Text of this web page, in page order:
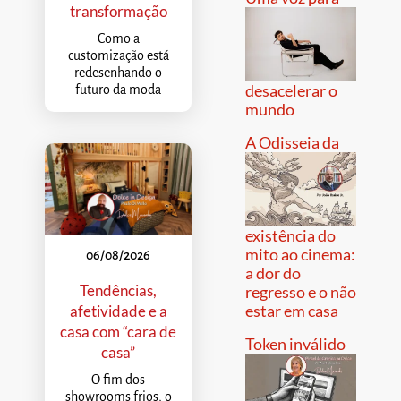
transformação
Como a
customização está
redesenhando o
futuro da moda
06/08/2026
Tendências,
afetividade e a
casa com “cara de
casa”
O fim dos
showrooms frios, o
desacelerar o
mundo
A Odisseia da
existência do
mito ao cinema:
a dor do
regresso e o não
estar em casa
Token inválido